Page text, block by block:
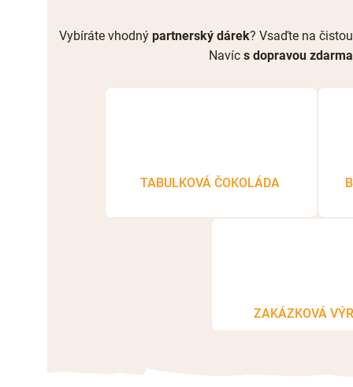
Vybíráte vhodný partnerský dárek? Vsaďte na
Navíc s dopravou zdarma
TABULKOVÁ ČOKOLÁDA
ZAKÁZKOVÁ